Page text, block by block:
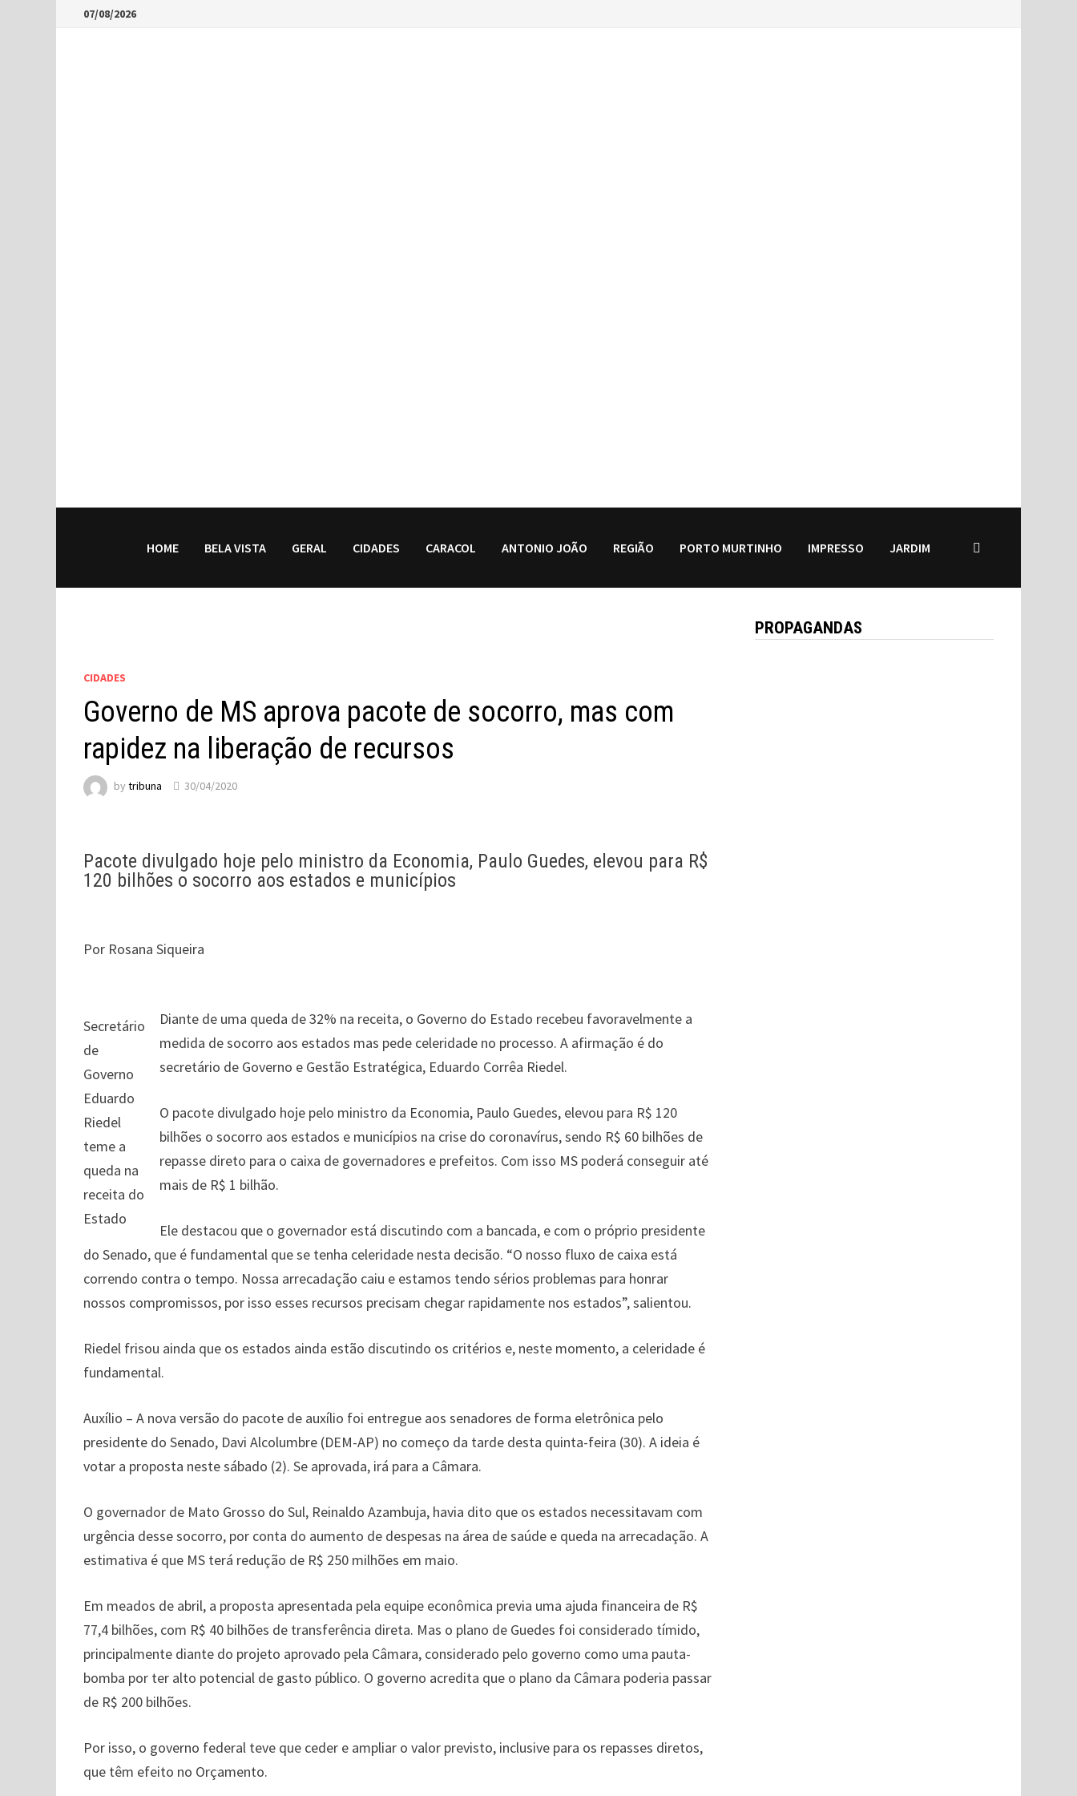
07/08/2026
HOME BELA VISTA GERAL CIDADES CARACOL ANTONIO JOÃO REGIÃO PORTO MURTINHO IMPRESSO JARDIM
CIDADES
Governo de MS aprova pacote de socorro, mas com
rapidez na liberação de recursos
bytribuna 30/04/2020
Pacote divulgado hoje pelo ministro da Economia, Paulo Guedes, elevou para R$
120 bilhões o socorro aos estados e municípios
Por Rosana Siqueira
Secretário
de
Governo
Eduardo
Riedel
teme a
queda na
receita do
Estado
Diante de uma queda de 32% na receita, o Governo do Estado recebeu favoravelmente a
medida de socorro aos estados mas pede celeridade no processo. A afirmação é do
secretário de Governo e Gestão Estratégica, Eduardo Corrêa Riedel.
O pacote divulgado hoje pelo ministro da Economia, Paulo Guedes, elevou para R$ 120
bilhões o socorro aos estados e municípios na crise do coronavírus, sendo R$ 60 bilhões de
repasse direto para o caixa de governadores e prefeitos. Com isso MS poderá conseguir até
mais de R$ 1 bilhão.
Ele destacou que o governador está discutindo com a bancada, e com o próprio presidente
do Senado, que é fundamental que se tenha celeridade nesta decisão. “O nosso fluxo de caixa está
correndo contra o tempo. Nossa arrecadação caiu e estamos tendo sérios problemas para honrar
nossos compromissos, por isso esses recursos precisam chegar rapidamente nos estados”, salientou.
Riedel frisou ainda que os estados ainda estão discutindo os critérios e, neste momento, a celeridade é
fundamental.
Auxílio – A nova versão do pacote de auxílio foi entregue aos senadores de forma eletrônica pelo
presidente do Senado, Davi Alcolumbre (DEM-AP) no começo da tarde desta quinta-feira (30). A ideia é
votar a proposta neste sábado (2). Se aprovada, irá para a Câmara.
O governador de Mato Grosso do Sul, Reinaldo Azambuja, havia dito que os estados necessitavam com
urgência desse socorro, por conta do aumento de despesas na área de saúde e queda na arrecadação. A
estimativa é que MS terá redução de R$ 250 milhões em maio.
Em meados de abril, a proposta apresentada pela equipe econômica previa uma ajuda financeira de R$
77,4 bilhões, com R$ 40 bilhões de transferência direta. Mas o plano de Guedes foi considerado tímido,
principalmente diante do projeto aprovado pela Câmara, considerado pelo governo como uma pauta-
bomba por ter alto potencial de gasto público. O governo acredita que o plano da Câmara poderia passar
de R$ 200 bilhões.
Por isso, o governo federal teve que ceder e ampliar o valor previsto, inclusive para os repasses diretos,
que têm efeito no Orçamento.
PROPAGANDAS